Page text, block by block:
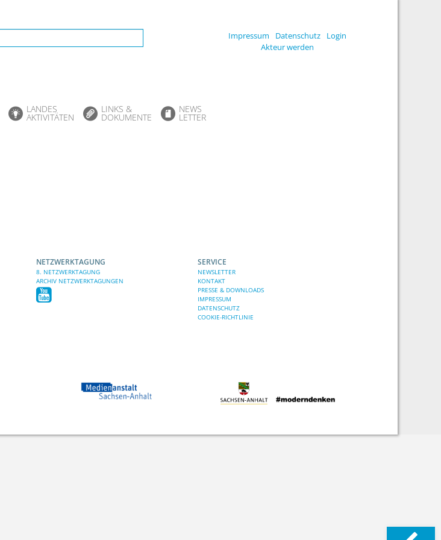
Impressum Datenschutz
Login
Akteur werden
LANDES
AKTIVITÄTEN
LINKS &
DOKUMENTE
NEWS
LETTER
NETZWERKTAGUNG
8. NETZWERKTAGUNG
ARCHIV NETZWERKTAGUNGEN
SERVICE
NEWSLETTER
KONTAKT
PRESSE & DOWNLOADS
IMPRESSUM
DATENSCHUTZ
COOKIE-RICHTLINIE